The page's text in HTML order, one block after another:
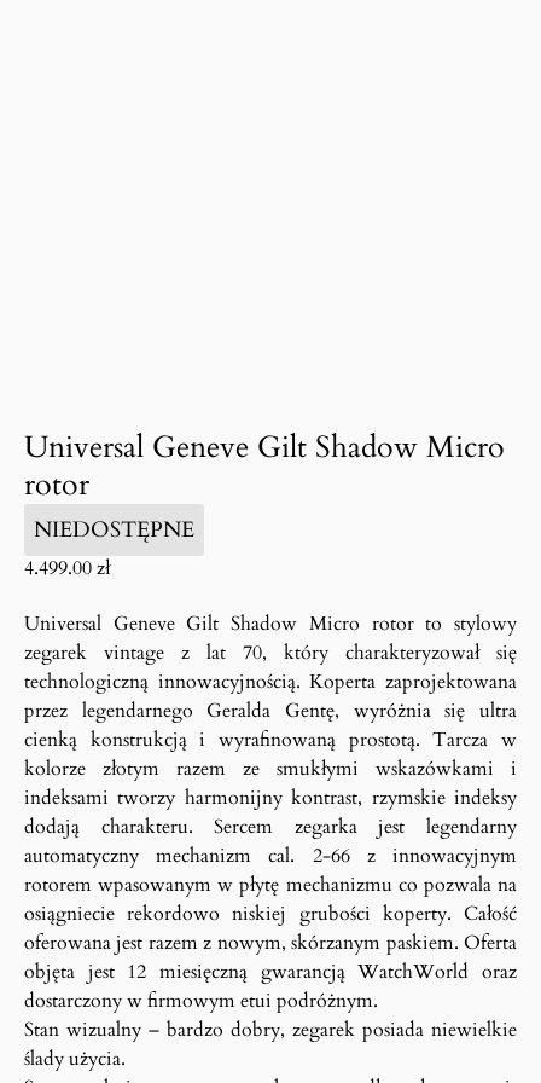
Universal Geneve Gilt Shadow Micro
rotor
NIEDOSTĘPNE
4.499.00zł
Universal Geneve Gilt Shadow Micro rotor to stylowy
zegarek vintage z lat 70, który charakteryzował się
technologiczną innowacyjnością. Koperta zaprojektowana
przez legendarnego Geralda Gentę, wyróżnia się ultra
cienką konstrukcją i wyrafinowaną prostotą. Tarcza w
kolorze złotym razem ze smukłymi wskazówkami i
indeksami tworzy harmonijny kontrast, rzymskie indeksy
dodają charakteru. Sercem zegarka jest legendarny
automatyczny mechanizm cal. 2-66 z innowacyjnym
rotorem wpasowanym w płytę mechanizmu co pozwala na
osiągniecie rekordowo niskiej grubości koperty. Całość
oferowana jest razem z nowym, skórzanym paskiem. Oferta
objęta jest 12 miesięczną gwarancją WatchWorld oraz
dostarczony w firmowym etui podróżnym.
Stan wizualny – bardzo dobry, zegarek posiada niewielkie
ślady użycia.